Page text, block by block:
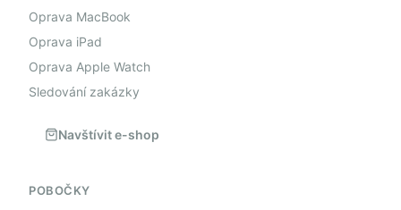
Oprava MacBook
Oprava iPad
Oprava Apple Watch
Sledování zakázky
Navštívit e-shop
POBOČKY